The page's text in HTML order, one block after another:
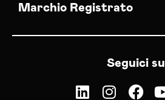
Marchio Registrato
Seguici su